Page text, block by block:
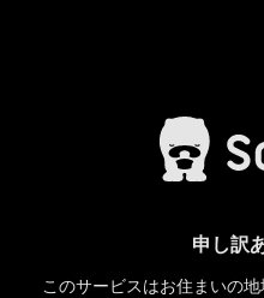
申し訳
このサービスはお住まいの